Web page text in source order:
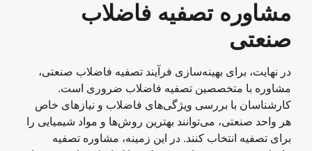
مشاوره تصفیه فاضلاب
صنعتی
در نهایت، برای بهینه‌سازی فرآیند تصفیه فاضلاب صنعتی،
مشاوره با متخصصین تصفیه فاضلاب ضروری است.
کارشناسان با بررسی ویژگی‌های فاضلاب و نیازهای خاص
هر واحد صنعتی، می‌توانند بهترین روش‌ها و مواد شیمیایی را
برای تصفیه انتخاب کنند. در این زمینه، مشاوره تصفیه